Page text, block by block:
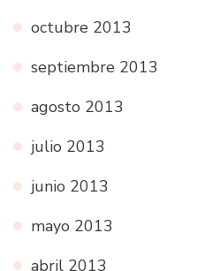
octubre 2013
septiembre 2013
agosto 2013
julio 2013
junio 2013
mayo 2013
abril 2013